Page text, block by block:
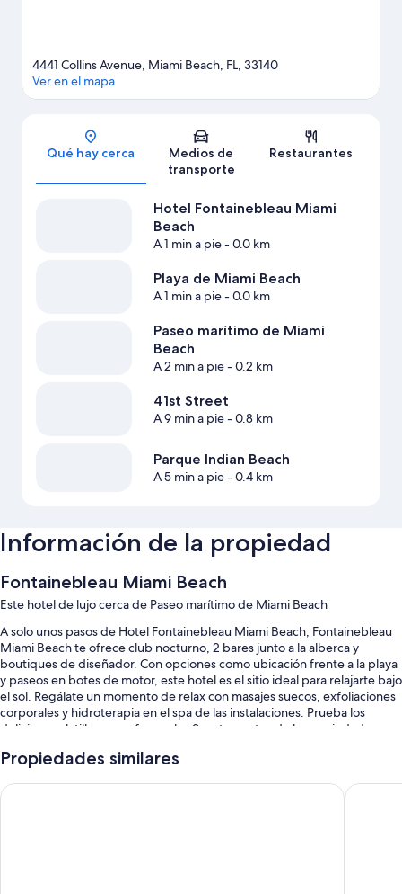
Sección del mapa
4441 Collins Avenue, Miami Beach, FL, 33140
Ver en el mapa
Qué hay cerca
Medios de
transporte
Restaurantes
Hotel Fontainebleau Miami
Beach
A 1 min a pie- 0.0 km
Playa de Miami Beach
A 1 min a pie- 0.0 km
Paseo marítimo de Miami
Beach
A 2 min a pie- 0.2 km
41st Street
A 9 min a pie- 0.8 km
Parque Indian Beach
A 5 min a pie- 0.4 km
Información de la propiedad
Fontainebleau Miami Beach
Este hotel de lujo cerca de Paseo marítimo de Miami Beach
A solo unos pasos de Hotel Fontainebleau Miami Beach, Fontainebleau
Miami Beach te ofrece club nocturno, 2 bares junto a la alberca y
boutiques de diseñador. Con opciones como ubicación frente a la playa
y paseos en botes de motor, este hotel es el sitio ideal para relajarte bajo
el sol. Regálate un momento de relax con masajes suecos, exfoliaciones
corporales y hidroterapia en el spa de las instalaciones. Prueba los
deliciosos platillos que ofrecen los 9 restaurantes de la propiedad.
podrás conectarte al wifi gratis en las habitaciones.
También encontrarás otros servicios, como:
Propiedades similares
Eden Roc Miami Beach Loews